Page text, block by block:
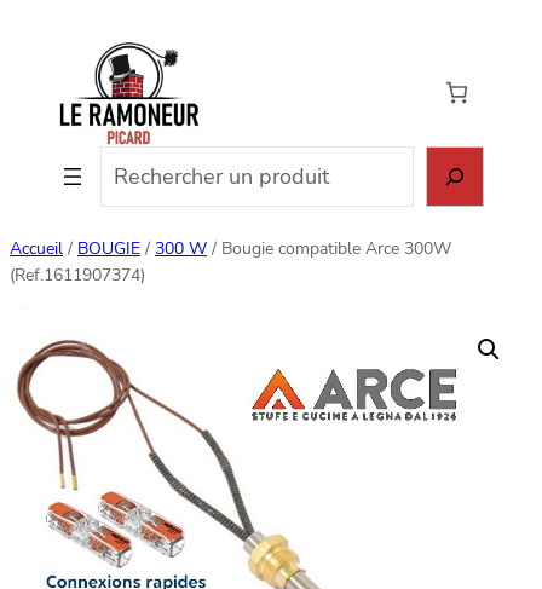
contenu
Accueil / BOUGIE / 300 W / Bougie compatible Arce 300W
(Ref.1611907374)